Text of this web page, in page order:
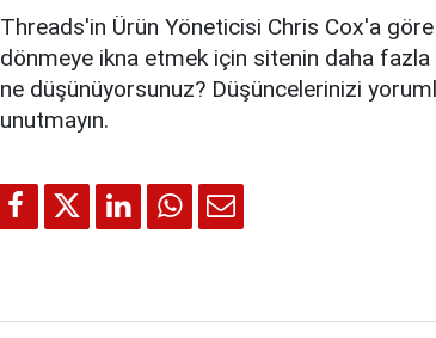
Threads'in Ürün Yöneticisi Chris Cox'a
dönmeye ikna etmek için sitenin daha fazla
ne düşünüyorsunuz? Düşüncelerinizi
unutmayın.